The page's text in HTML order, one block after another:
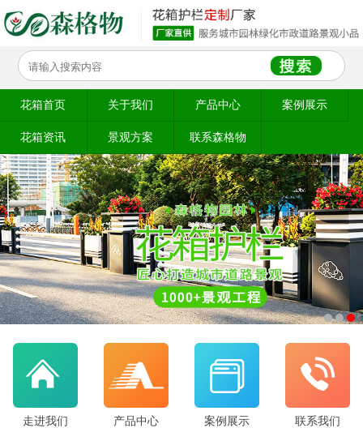
花箱首页 关于我们 产品中心 案例展示
花箱资讯 景观方案 联系森格物
走进我们 产品中心 案例展示 联系我们